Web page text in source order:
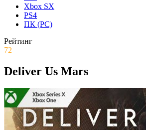
Xbox SX
PS4
ПК (PC)
Рейтинг
72
Deliver Us Mars